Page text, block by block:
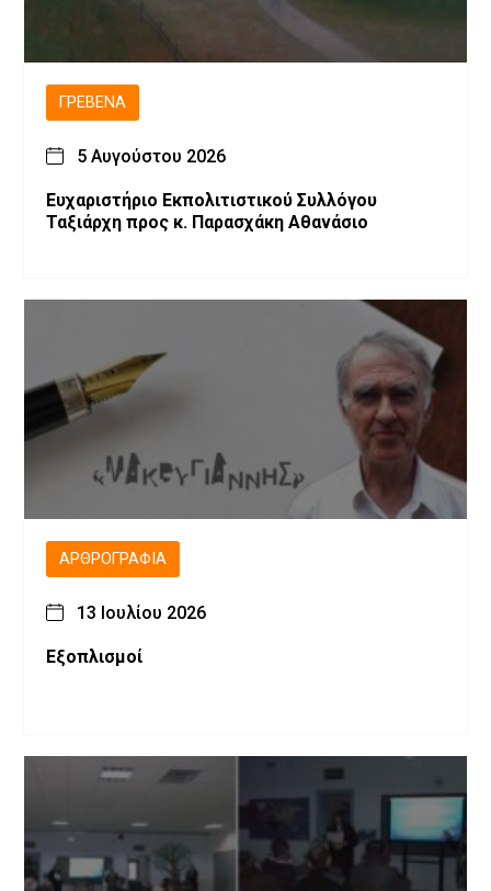
ΓΡΕΒΕΝΆ
5 Αυγούστου 2026
Ευχαριστήριο Εκπολιτιστικού Συλλόγου
Ταξιάρχη προς κ. Παρασχάκη Αθανάσιο
ΑΡΘΡΟΓΡΑΦΊΑ
13 Ιουλίου 2026
Εξοπλισμοί